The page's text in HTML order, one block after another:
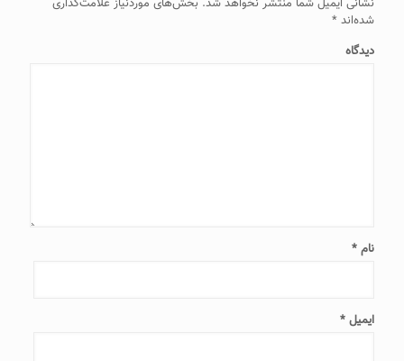
نشانی ایمیل شما منتشر نخواهد شد. بخش‌های موردنیاز علامت‌گذاری
شده‌اند *
دیدگاه
نام *
ایمیل *